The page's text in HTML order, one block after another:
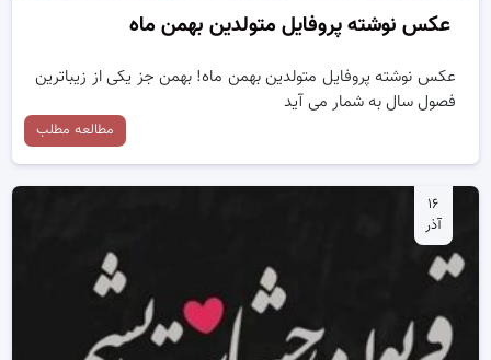
عکس نوشته پروفایل متولدین بهمن ماه
عکس نوشته پروفایل متولدین بهمن ماه! بهمن جز یکی از زیباترین
فصول سال به شمار می آید
مطالعه مطلب
۱۶
آذر